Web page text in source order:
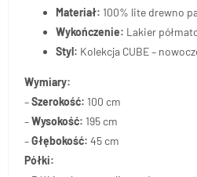
Materiał: 100% lite drewno
Wykończenie: Lakier
Styl: Kolekcja CUBE –
Wymiary:
–Szerokość: 100 cm
–Wysokość: 195 cm
–Głębokość: 45 cm
Półki: